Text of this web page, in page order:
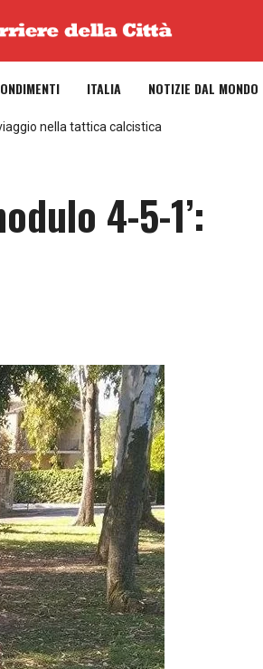
ITALIA NOTIZIE DAL MONDO
nella tattica calcistica
4-5-1’: